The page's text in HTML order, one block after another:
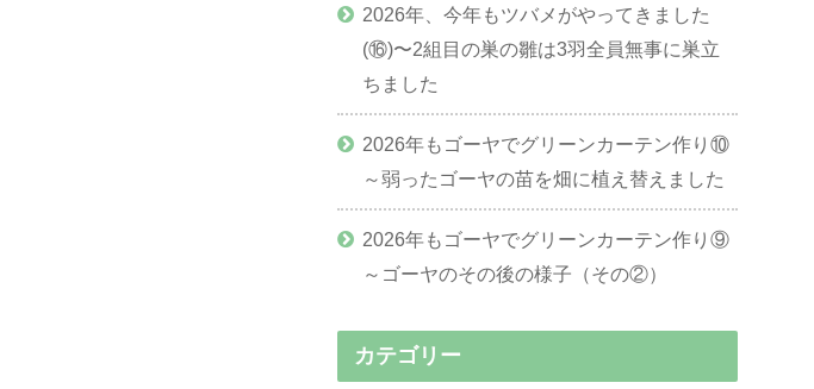
2026年、今年もツバメがやってきました
(⑯)〜2組目の巣の雛は3羽全員無事に巣立
ちました
2026年もゴーヤでグリーンカーテン作り⑩
～弱ったゴーヤの苗を畑に植え替えました
2026年もゴーヤでグリーンカーテン作り⑨
～ゴーヤのその後の様子（その②）
カテゴリー